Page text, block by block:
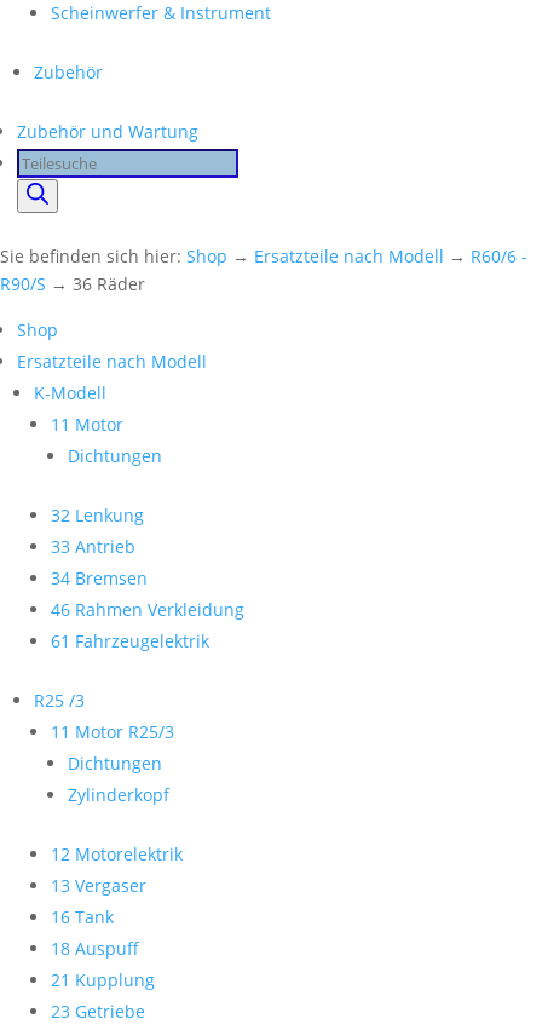
Scheinwerfer & Instrument
Zubehör
Zubehör und Wartung
Products
search
Sie befinden sich hier: Shop → Ersatzteile nach Modell → R60/6 -
R90/S → 36 Räder
Shop
Ersatzteile nach Modell
K-Modell
11 Motor
Dichtungen
32 Lenkung
33 Antrieb
34 Bremsen
46 Rahmen Verkleidung
61 Fahrzeugelektrik
R25 /3
11 Motor R25/3
Dichtungen
Zylinderkopf
12 Motorelektrik
13 Vergaser
16 Tank
18 Auspuff
21 Kupplung
23 Getriebe